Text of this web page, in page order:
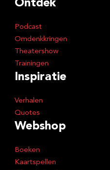
Ontdek
Podcast
Omdenkkringen
Theatershow
Trainingen
Inspiratie
Verhalen
Quotes
Webshop
Boeken
Kaartspellen